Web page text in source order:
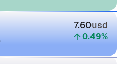
7.60usd
0.49%